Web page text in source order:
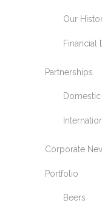
Our
Financial
Partnerships
Domestic
Corporate
Portfolio
Beers